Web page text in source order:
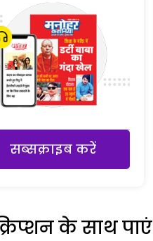
सब्सक्राइब करें
के साथ पाएं